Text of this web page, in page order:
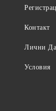
Контакт
Лични
Условия